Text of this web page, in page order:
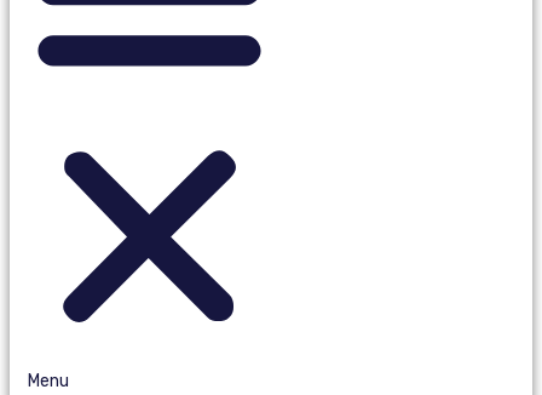
Menu